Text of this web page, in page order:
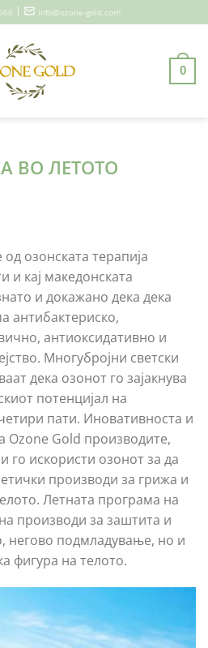
| info@ozone-gold.com
0
ВО ЛЕТОТО
терапија
и кај македонската
и докажано дека дека
антибактериско,
антиоксидативно и
Многубројни светски
дека озонот го зајакнува
потенцијал на
пати. Иновативноста и
Ozone Gold производите,
го искористи озонот за да
производи за грижа и
Летната програма на
производи за заштита и
негово подмладување, но и
фигура на телото.